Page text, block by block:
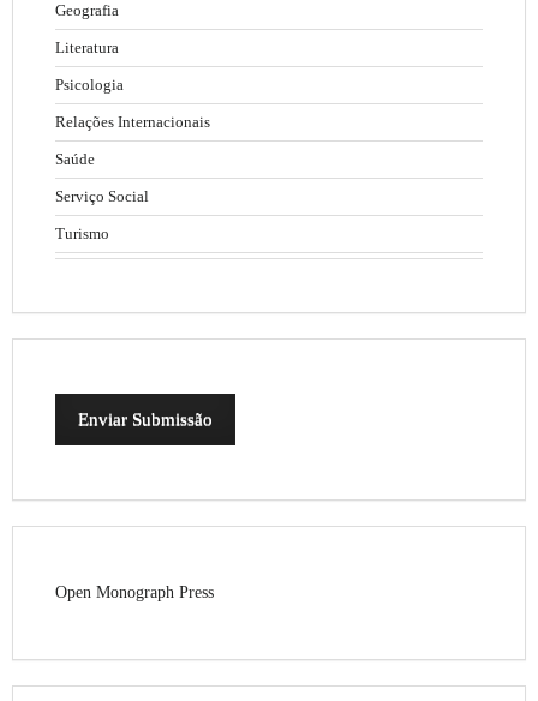
Geografia
Literatura
Psicologia
Relações Internacionais
Saúde
Serviço Social
Turismo
Enviar Submissão
Open Monograph Press